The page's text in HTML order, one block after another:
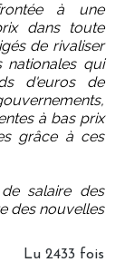
à une
dans toute
de rivaliser
nationales qui
d'euros de
à bas prix
grâce à ces
salaire des
des nouvelles
Lu 2433 fois